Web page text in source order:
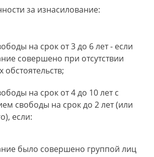
за изнасилование:
на срок от 3 до 6 лет - если
совершено при отсутствии
на срок от 4 до 10 лет с
свободы на срок до 2 лет (или
если:
было совершено группой лиц